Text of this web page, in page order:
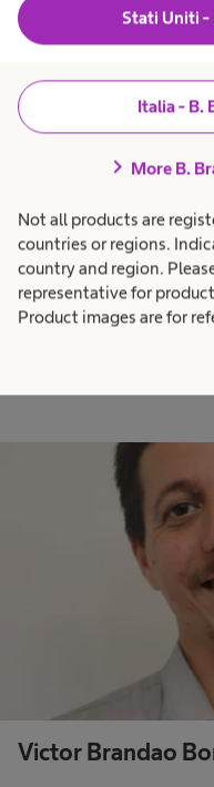
Stati Uniti -
Italia - B.
chevron_right More B.
Not all products are
countries or regions.
country and region.
representative for
Product images are for
Victor Brandao